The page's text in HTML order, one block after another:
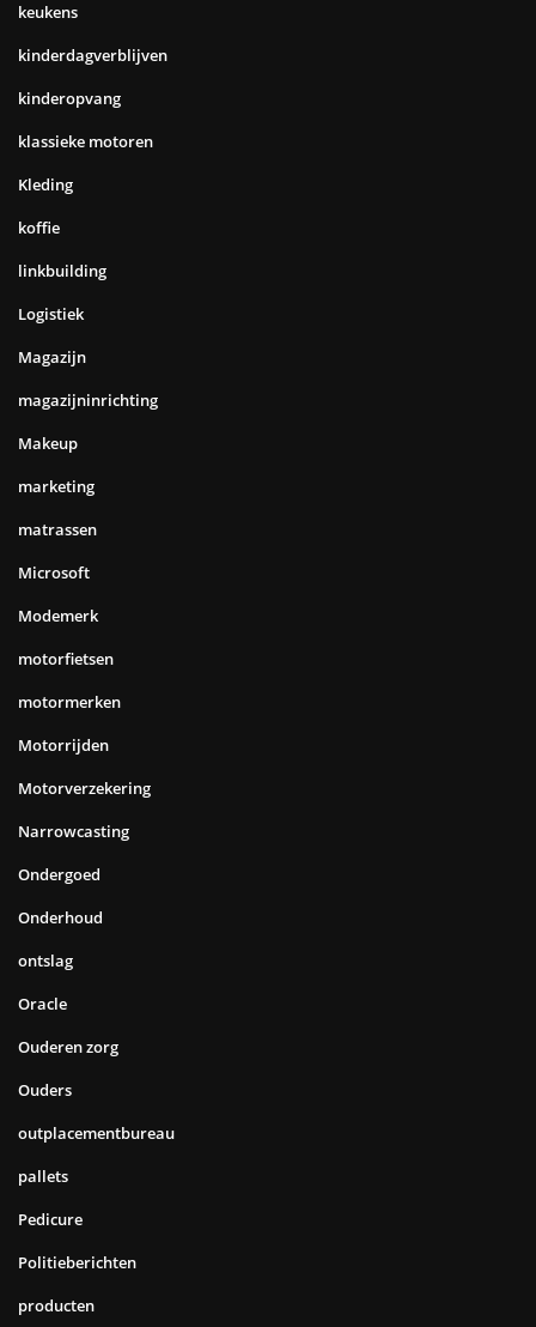
keukens
kinderdagverblijven
kinderopvang
klassieke motoren
Kleding
koffie
linkbuilding
Logistiek
Magazijn
magazijninrichting
Makeup
marketing
matrassen
Microsoft
Modemerk
motorfietsen
motormerken
Motorrijden
Motorverzekering
Narrowcasting
Ondergoed
Onderhoud
ontslag
Oracle
Ouderen zorg
Ouders
outplacementbureau
pallets
Pedicure
Politieberichten
producten